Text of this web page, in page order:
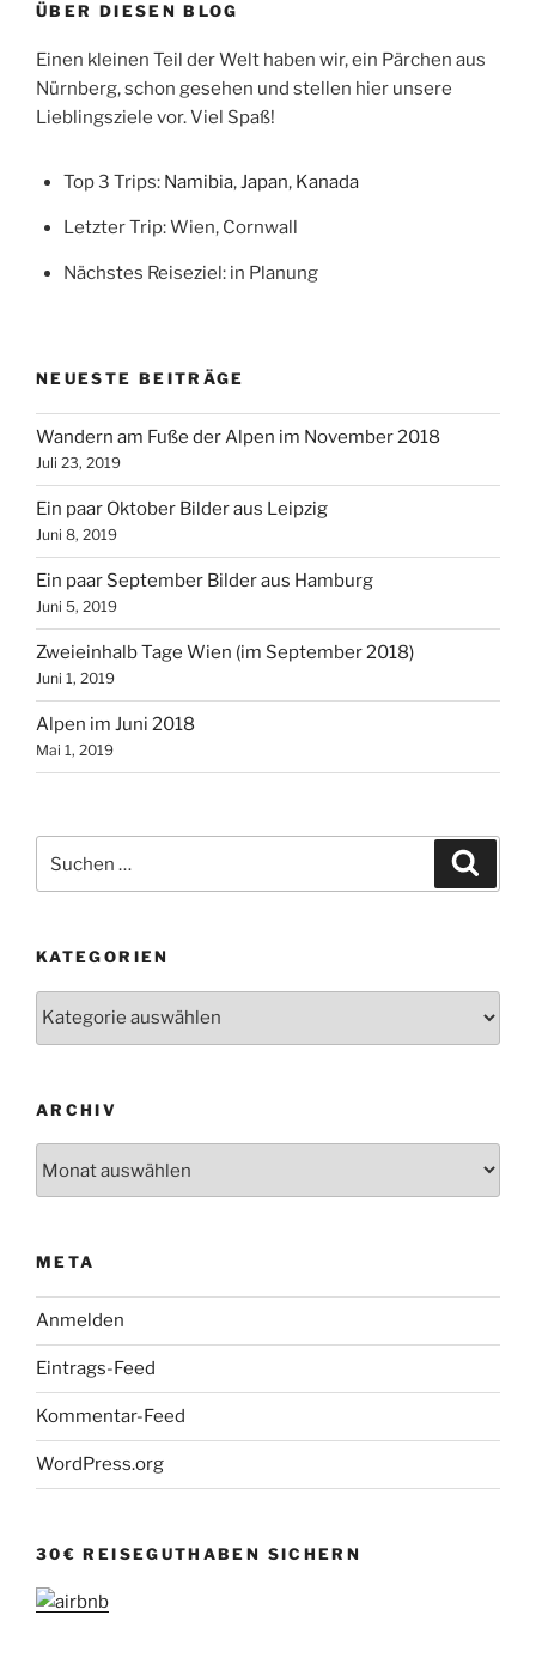
im
November“
ÜBER DIESEN BLOG
Einen kleinen Teil der Welt haben wir, ein Pärchen aus
Nürnberg, schon gesehen und stellen hier unsere
Lieblingsziele vor. Viel Spaß!
Top 3 Trips: Namibia,Japan, Kanada
Letzter Trip: Wien, Cornwall
Nächstes Reiseziel: in Planung
NEUESTE BEITRÄGE
Wandern am Fuße der Alpen im November 2018
Juli 23, 2019
Ein paar Oktober Bilder aus Leipzig
Juni 8, 2019
Ein paar September Bilder aus Hamburg
Juni 5, 2019
Zweieinhalb Tage Wien (im September 2018)
Juni 1, 2019
Alpen im Juni 2018
Mai 1, 2019
nach:
KATEGORIEN
ARCHIV
META
Anmelden
Eintrags-Feed
Kommentar-Feed
WordPress.org
30€ REISEGUTHABEN SICHERN